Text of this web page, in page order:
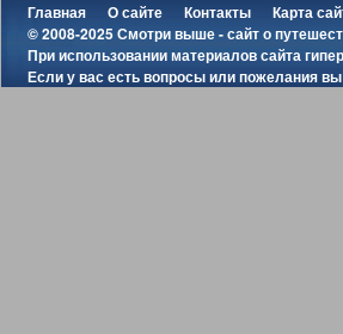
Главная О сайте Контакты Карта
© 2008-2025 Смотри выше - сайт о
При использовании материалов сайта
Если у вас есть вопросы или пожелания